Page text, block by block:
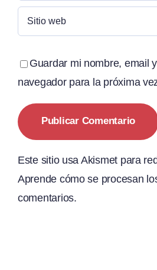
Guardar mi nombre, email
navegador para la próxima
Este sitio usa Akismet para
Aprende cómo se procesan
comentarios.